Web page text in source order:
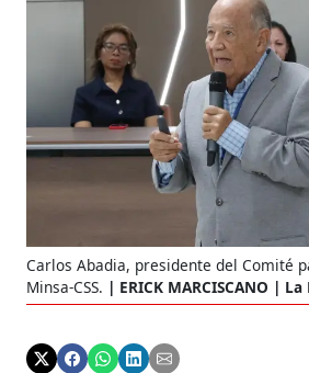
Carlos Abadia, presidente del Comité
Minsa-CSS.
ERICK MARCISCANO |